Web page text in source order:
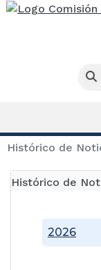
Histórico de
Histórico de
2026